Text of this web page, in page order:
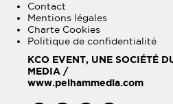
Contact
Mentions légales
Charte Cookies
Politique de confidentialité
KCO EVENT, UNE SOCIÉTÉ
MEDIA /
www.pelhammedia.com